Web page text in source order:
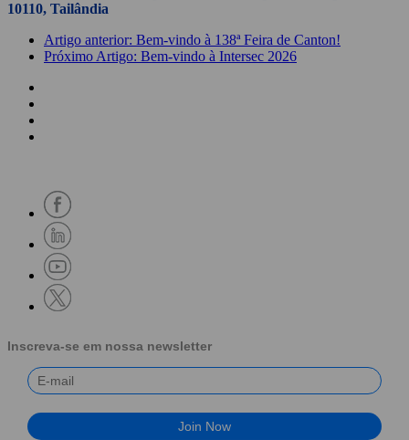
10110, Tailândia
Artigo anterior: Bem-vindo à 138ª Feira de Canton!
Próximo Artigo: Bem-vindo à Intersec 2026
Inscreva-se em nossa newsletter